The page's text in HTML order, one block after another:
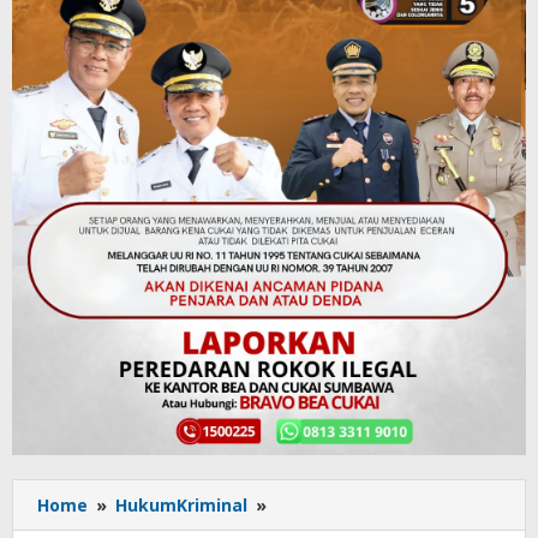
Home » HukumKriminal »
Sumbawa